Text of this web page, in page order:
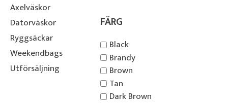
Axelväskor
Datorväskor
Ryggsäckar
Weekendbags
Utförsäljning
FÄRG
Black
Brandy
Brown
Tan
Dark Brown